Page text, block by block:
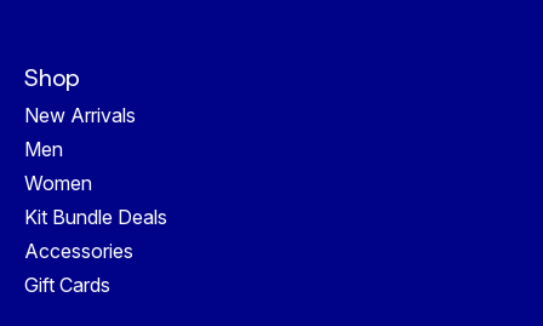
Shop
New Arrivals
Men
Women
Kit Bundle Deals
Accessories
Gift Cards